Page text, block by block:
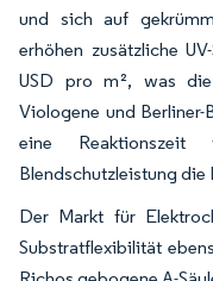
und sich auf
erhöhen zusätzliche
USD pro m², was die
Viologene und
eine
Blendschutzleistung
Der Markt für
Substratflexibilität